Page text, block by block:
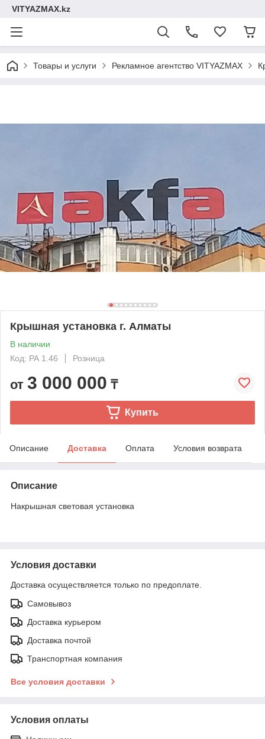
VITYAZMAX.kz
Товары и услуги Рекламное агентство VITYAZMAX
Крышная установка г. Алматы
В наличии
Код: РА 1.46
Розница
от 3 000 000 ₸
Купить
Описание Доставка Оплата Условия возврата
Описание
Накрышная световая установка
Условия доставки
Доставка осуществляется только по предоплате.
Самовывоз
Доставка курьером
Доставка почтой
Транспортная компания
Все условия доставки
Условия оплаты